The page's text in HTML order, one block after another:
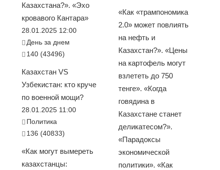
Казахстана?». «Эхо
кровавого Кантара»
28.01.2025 12:00
День за днем
140 (43496)
Казахстан VS
Узбекистан: кто круче
по военной мощи?
28.01.2025 11:00
Политика
136 (40833)
«Как могут вымереть
казахстанцы:
«Как «трампономика
2.0» может повлиять
на нефть и
Казахстан?». «Цены
на картофель могут
взлететь до 750
тенге». «Когда
говядина в
Казахстане станет
деликатесом?».
«Парадоксы
экономической
политики». «Как